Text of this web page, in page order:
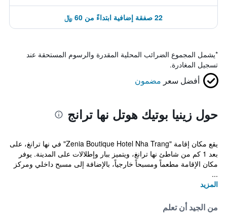
22 صفقة إضافية ابتداءً من 60 ﷼
*يشمل المجموع الضرائب المحلية المقدرة والرسوم المستحقة عند
تسجيل المغادرة.
أفضل سعر مضمون
حول زينيا بوتيك هوتل نها ترانج
يقع مكان إقامة "Zenia Boutique Hotel Nha Trang" في نها ترانغ، على
بعد 1 كم من شاطئ نها ترانغ، ويتميز ببار وإطلالات على المدينة. يوفر
مكان الإقامة مطعماً ومسبحاً خارجياً، بالإضافة إلى مسبح داخلي ومركز
...
المزيد
من الجيد أن تعلم